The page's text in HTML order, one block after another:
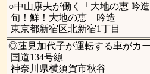
○中山康夫が働く「大地の恵 吟
旬！鮮！大地の恵 吟造
東京都新宿区北新宿1丁目
◎蓮見加代子が運転する車がカ
国道134号線
神奈川県横須賀市秋谷